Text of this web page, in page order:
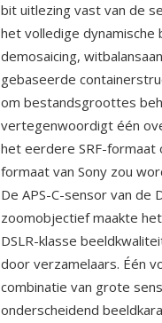
bit uitlezing vast van de
het volledige dynamische
demosaicing,
gebaseerde
om bestandsgroottes
vertegenwoordigt één
het eerdere SRF-formaat
formaat van Sony zou
De APS-C-sensor van de
zoomobjectief maakte
DSLR-klasse
door verzamelaars. Één
combinatie van grote
onderscheidend